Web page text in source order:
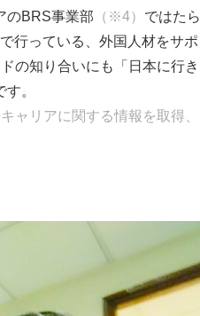
のBRS事業部 （※4） ではたら
行っている、外国人材をサポ
の知り合いにも「日本に行き
。
ャリアに関する情報を取得、